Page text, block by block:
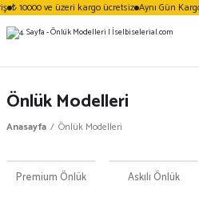
₺ 10000 ve üzeri kargo ücretsiz Aynı Gün Kargo
Önlük Modelleri
Anasayfa Önlük Modelleri
Premium Önlük Askılı Önlük